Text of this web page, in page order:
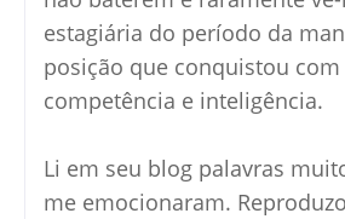
estagiária do período da
posição que conquistou com
competência e inteligência.
Li em seu blog palavras
me emocionaram.